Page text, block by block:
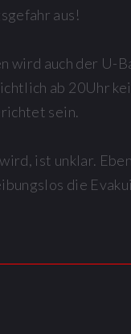
aus!
wird auch der U-
ab 20Uhr
sein.
ist unklar.
die